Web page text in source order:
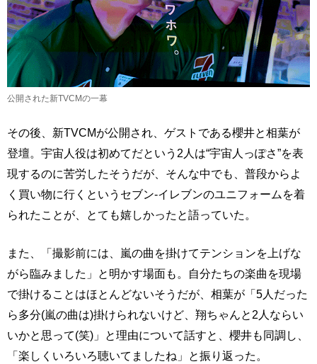
公開された新TVCMの一幕
その後、新TVCMが公開され、ゲストである櫻井と相葉が
登壇。宇宙人役は初めてだという2人は“宇宙人っぽさ”を表
現するのに苦労したそうだが、そんな中でも、普段からよ
く買い物に行くというセブン-イレブンのユニフォームを着
られたことが、とても嬉しかったと語っていた。
また、「撮影前には、嵐の曲を掛けてテンションを上げな
がら臨みました」と明かす場面も。自分たちの楽曲を現場
で掛けることはほとんどないそうだが、相葉が「5人だった
ら多分(嵐の曲は)掛けられないけど、翔ちゃんと2人ならい
いかと思って(笑)」と理由について話すと、櫻井も同調し、
「楽しくいろいろ聴いてましたね」と振り返った。